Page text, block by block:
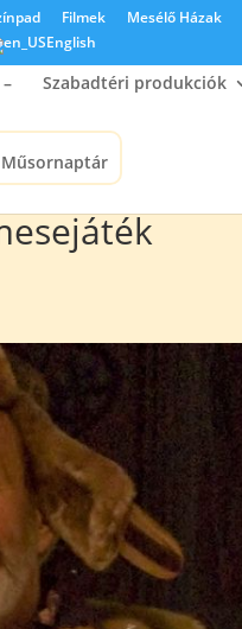
Filmek Mesélő Házak
English
Szabadtéri produkciók
Műsornaptár